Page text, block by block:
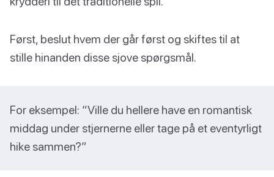
Først, beslut hvem der går først og skiftes til at
stille hinanden disse sjove spørgsmål.
For eksempel: “Ville du hellere have en romantisk
middag under stjernerne eller tage på et eventyrligt
hike sammen?”